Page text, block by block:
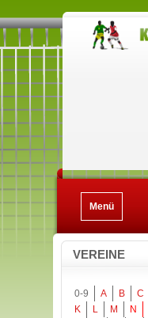
Menü
VEREINE
0-9 A B C
K
L M N